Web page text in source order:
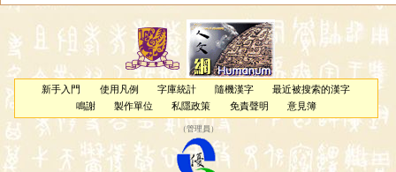
新手入門 使用凡例 字庫統計 隨機漢字
最近被搜索的漢字
鳴謝
製作單位 私隱政策 免責聲明 意見簿
（管理員 ）